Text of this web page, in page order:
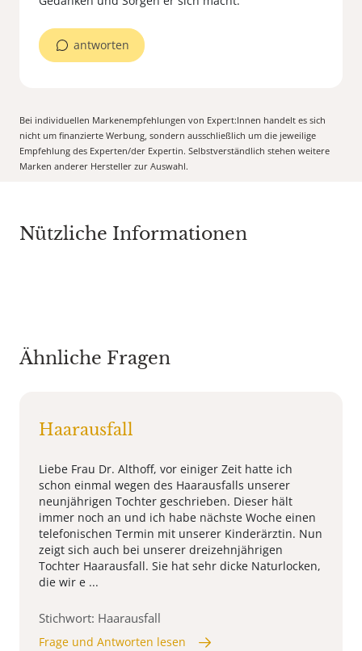
antworten
Bei individuellen Markenempfehlungen von Expert:Innen handelt es sich
nicht um finanzierte Werbung, sondern ausschließlich um die jeweilige
Empfehlung des Experten/der Expertin. Selbstverständlich stehen weitere
Marken anderer Hersteller zur Auswahl.
Nützliche Informationen
Ähnliche Fragen
Haarausfall
Liebe Frau Dr. Althoff, vor einiger Zeit hatte ich
schon einmal wegen des Haarausfalls unserer
neunjährigen Tochter geschrieben. Dieser hält
immer noch an und ich habe nächste Woche einen
telefonischen Termin mit unserer Kinderärztin. Nun
zeigt sich auch bei unserer dreizehnjährigen
Tochter Haarausfall. Sie hat sehr dicke Naturlocken,
die wir e ...
Stichwort: Haarausfall
Frage und Antworten lesen